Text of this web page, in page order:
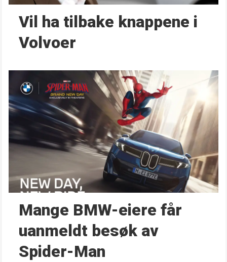
Vil ha tilbake knappene i
Volvoer
Mange BMW-eiere får
uanmeldt besøk av
Spider-Man